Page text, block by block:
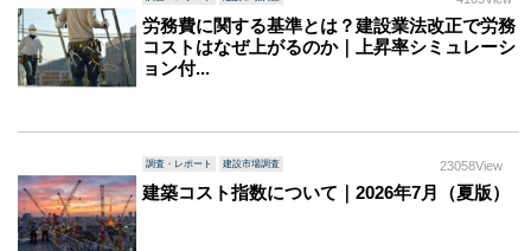
労務費に関する基準とは？建設業法改正で労務
コストはなぜ上がるのか｜上昇率シミュレーシ
ョン付...
調査・レポート 建設市場調査 23058View
建築コスト指数について｜2026年7月（夏版）